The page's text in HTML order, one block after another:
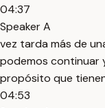
04:37
Speaker A
vez tarda más de
podemos continuar
propósito que
04:53